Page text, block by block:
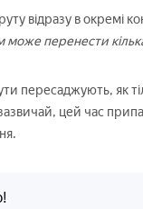
відразу в окремі
перенести кілька
пересаджують, як
цей час